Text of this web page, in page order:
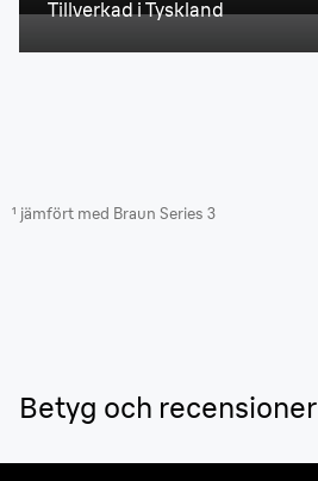
Tillverkad i Tyskland
¹ jämfört med Braun Series 3
Betyg och recensioner